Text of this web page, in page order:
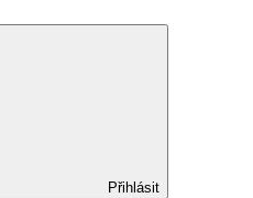
Přihlásit